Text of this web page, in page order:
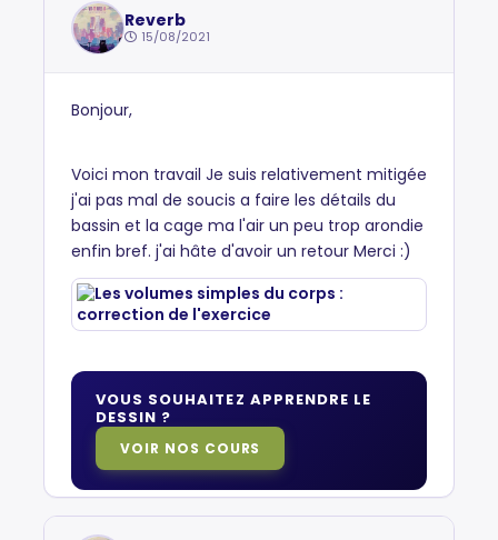
Reverb
15/08/2021
Bonjour,
Voici mon travail Je suis relativement mitigée
j'ai pas mal de soucis a faire les détails du
bassin et la cage ma l'air un peu trop arondie
enfin bref. j'ai hâte d'avoir un retour Merci :)
VOUS SOUHAITEZ APPRENDRE LE
DESSIN ?
VOIR NOS COURS